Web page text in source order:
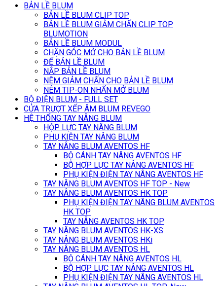
BẢN LỀ BLUM
BẢN LỀ BLUM CLIP TOP
BẢN LỀ BLUM GIẢM CHẤN CLIP TOP
BLUMOTION
BẢN LỀ BLUM MODUL
CHẶN GÓC MỞ CHO BẢN LỀ BLUM
ĐẾ BẢN LỀ BLUM
NẮP BẢN LỀ BLUM
NÊM GIẢM CHẤN CHO BẢN LỀ BLUM
NÊM TIP-ON NHẤN MỞ BLUM
BỘ ĐIỆN BLUM - FULL SET
CỬA TRƯỢT XẾP ÂM BLUM REVEGO
HỆ THỐNG TAY NÂNG BLUM
HỘP LỰC TAY NÂNG BLUM
PHỤ KIỆN TAY NÂNG BLUM
TAY NÂNG BLUM AVENTOS HF
BỘ CÁNH TAY NÂNG AVENTOS HF
BỘ HỢP LỰC TAY NÂNG AVENTOS HF
PHỤ KIỆN ĐIỆN TAY NÂNG AVENTOS HF
TAY NÂNG BLUM AVENTOS HF TOP - New
TAY NÂNG BLUM AVENTOS HK TOP
PHỤ KIỆN ĐIỆN TAY NÂNG BLUM AVENTOS
HK TOP
TAY NÂNG AVENTOS HK TOP
TAY NÂNG BLUM AVENTOS HK-XS
TAY NÂNG BLUM AVENTOS HKi
TAY NÂNG BLUM AVENTOS HL
BỘ CÁNH TAY NÂNG AVENTOS HL
BỘ HỢP LỰC TAY NÂNG AVENTOS HL
PHỤ KIỆN ĐIỆN TAY NÂNG AVENTOS HL